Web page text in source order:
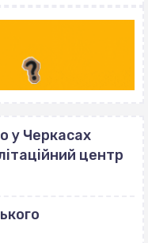
у Черкасах
центр